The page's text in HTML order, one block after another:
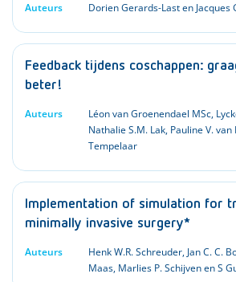
Auteurs Dorien Gerards-Last en Jacques
Feedback tijdens coschappen:
beter!
Auteurs
Léon van Groenendael MSc,
Nathalie S.M. Lak, Pauline V.
Tempelaar
Implementation of simulation for
minimally invasive surgery*
Auteurs
Henk W.R. Schreuder, Jan C. C.
Maas, Marlies P. Schijven en S